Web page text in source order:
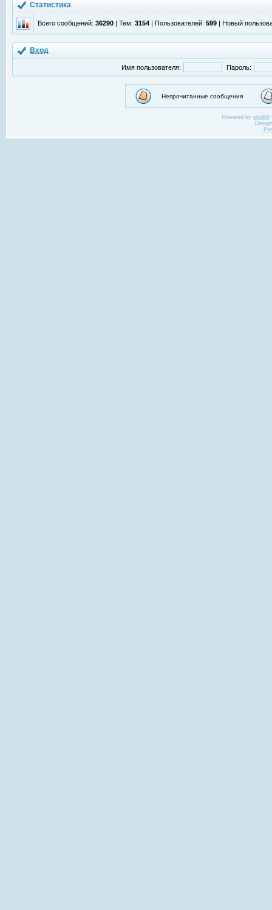
Статистика
Всего сообщений: 36290 | Тем: 3154 | Пользователей: 599 | Новый
Вход
Имя пользователя: Пароль:
Непрочитанные сообщения
Powered by phpBB